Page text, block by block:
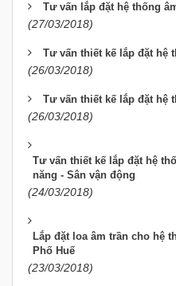
Tư vấn lắp đặt hệ thống
(27/03/2018)
Tư vấn thiết kế lắp đặt hệ
(26/03/2018)
Tư vấn thiết kế lắp đặt hệ
(26/03/2018)
Tư vấn thiết kế lắp đặt hệ
năng - Sân vận động
(24/03/2018)
Lắp đặt loa âm trần cho hệ
Phố Huế
(23/03/2018)